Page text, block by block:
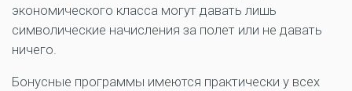
экономического класса могут давать лишь
символические начисления за полет или не давать
ничего.
Бонусные программы имеются практически у всех